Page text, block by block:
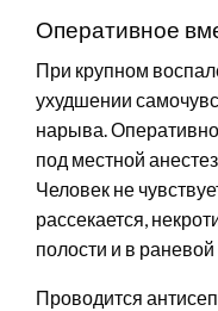
Оперативное
При крупном
ухудшении
нарыва.
под местной
Человек не
рассекается,
полости и в
Проводится